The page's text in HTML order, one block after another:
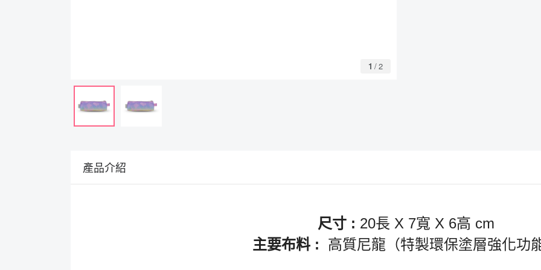
1 /2
產品介紹
尺寸: 20長 X 7寬 X 6高 cm
主要布料 : 高質尼龍（特製環保塗層強化功